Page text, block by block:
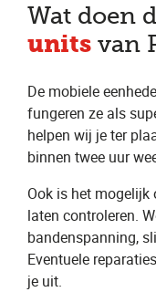
Wat doen
units van
De mobiele
fungeren ze als
helpen wij je ter
binnen twee uur
Ook is het
laten controleren.
bandenspanning,
Eventuele
je uit.